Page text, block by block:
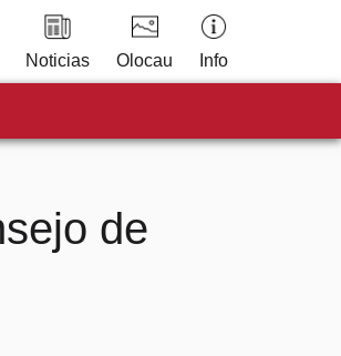
Noticias Olocau Info
de